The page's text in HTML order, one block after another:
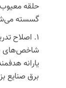
حلقه معیوب
گسسته
۱. اصلاح
شاخص‌های
یارانه
برق صنایع